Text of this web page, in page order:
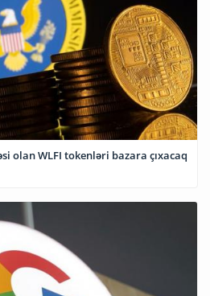
olan WLFI tokenləri bazara çıxacaq